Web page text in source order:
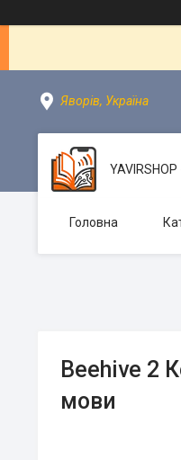
Яворів, Україна
Головна
Beehive 2
мови